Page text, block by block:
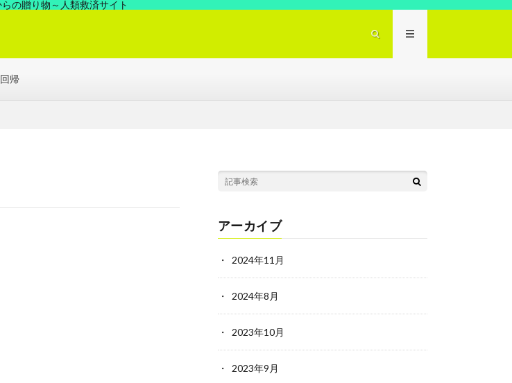
らの贈り物～人類救済サイト
帰
アーカイブ
2024年11月
2024年8月
2023年10月
2023年9月